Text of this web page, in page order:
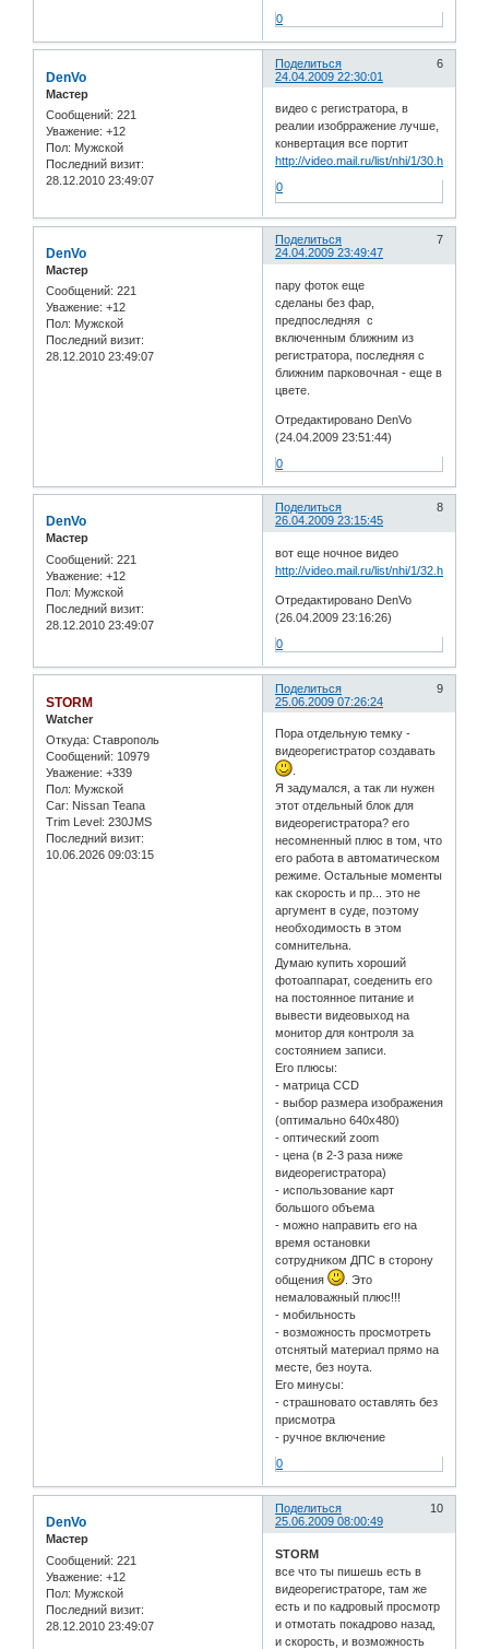
0
Поделиться
6
24.04.2009 22:30:01
DenVo
Мастер
Сообщений: 221
Уважение: +12
Пол: Мужской
Последний визит:
28.12.2010 23:49:07
видео с регистратора, в
реалии изобрражение лучше,
конвертация все портит
http://video.mail.ru/list/nhi/1/30.html
0
Поделиться
7
24.04.2009 23:49:47
DenVo
Мастер
Сообщений: 221
Уважение: +12
Пол: Мужской
Последний визит:
28.12.2010 23:49:07
пару фоток еще
сделаны без фар,
предпоследняя с
включенным ближним из
регистратора, последняя с
ближним парковочная - еще в
цвете.
Отредактировано DenVo
(24.04.2009 23:51:44)
0
Поделиться
8
26.04.2009 23:15:45
DenVo
Мастер
Сообщений: 221
Уважение: +12
Пол: Мужской
Последний визит:
28.12.2010 23:49:07
вот еще ночное видео
http://video.mail.ru/list/nhi/1/32.html
Отредактировано DenVo
(26.04.2009 23:16:26)
0
Поделиться
9
25.06.2009 07:26:24
STORM
Watcher
Откуда: Ставрополь
Сообщений: 10979
Уважение: +339
Пол: Мужской
Car: Nissan Teana
Trim Level: 230JMS
Последний визит:
10.06.2026 09:03:15
Пора отдельную темку -
видеорегистратор создавать
Я задумался, а так ли нужен
этот отдельный блок для
видеорегистратора? его
несомненный плюс в том, что
его работа в автоматическом
режиме. Остальные моменты
как скорость и пр... это не
аргумент в суде, поэтому
необходимость в этом
сомнительна.
Думаю купить хороший
фотоаппарат, соеденить его
на постоянное питание и
вывести видеовыход на
монитор для контроля за
состоянием записи.
Его плюсы:
- матрица CCD
- выбор размера изображения
(оптимально 640х480)
- оптический zoom
- цена (в 2-3 раза ниже
видеорегистратора)
- использование карт
большого объема
- можно направить его на
время остановки
сотрудником ДПС в сторону
общения
. Это
немаловажный плюс!!!
- мобильность
- возможность просмотреть
отснятый материал прямо на
месте, без ноута.
Его минусы:
- страшновато оставлять без
присмотра
- ручное включение
0
Поделиться
10
25.06.2009 08:00:49
DenVo
Мастер
Сообщений: 221
Уважение: +12
Пол: Мужской
Последний визит:
28.12.2010 23:49:07
STORM
все что ты пишешь есть в
видеорегистраторе, там же
есть и по кадровый просмотр
и отмотать покадрово назад,
и скорость, и возможность